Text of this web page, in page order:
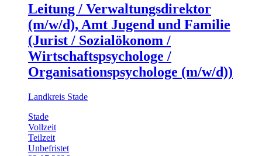
Leitung / Verwaltungsdirektor
(m/w/d), Amt Jugend und Familie
(Jurist / Sozialökonom /
Wirtschaftspsychologe /
Organisationspsychologe (m/w/d))
Landkreis Stade
Stade
Vollzeit
Teilzeit
Unbefristet